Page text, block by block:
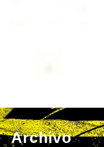
Archivo